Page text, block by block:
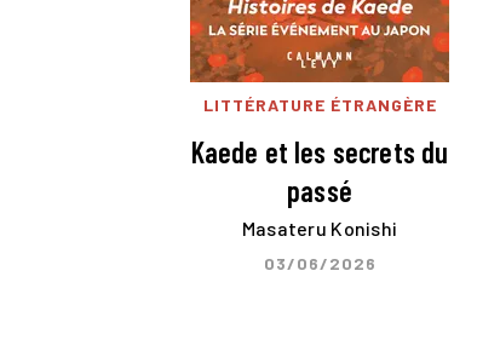
LITTÉRATURE ÉTRANGÈRE
Kaede et les secrets du
passé
Masateru Konishi
03/06/2026